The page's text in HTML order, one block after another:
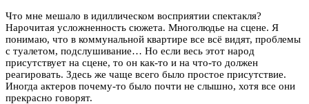
Что мне мешало в идиллическом восприятии спектакля?
Нарочитая усложненность сюжета. Многолюдье на сцене. Я
понимаю, что в коммунальной квартире все всё видят, проблемы
с туалетом, подслушивание… Но если весь этот народ
присутствует на сцене, то он как-то и на что-то должен
реагировать. Здесь же чаще всего было простое присутствие.
Иногда актеров почему-то было почти не слышно, хотя все они
прекрасно говорят.